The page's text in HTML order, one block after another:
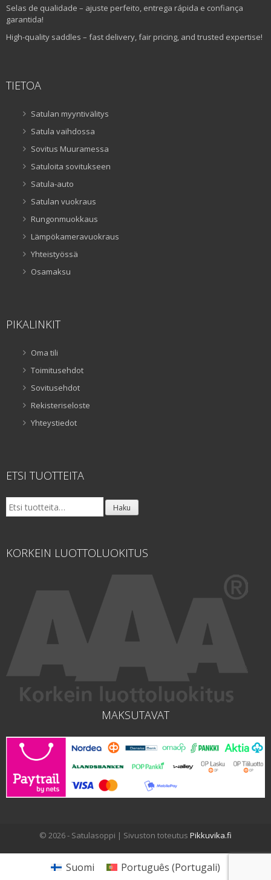
Selas de qualidade – ajuste perfeito, entrega rápida e confiança
garantida!
High-quality saddles – fast delivery, fair pricing, and trusted expertise!
TIETOA
Satulan myyntivälitys
Satula vaihdossa
Sovitus Muuramessa
Satuloita sovitukseen
Satula-auto
Satulan vuokraus
Rungonmuokkaus
Lämpökameravuokraus
Yhteistyössä
Osamaksu
PIKALINKIT
Oma tili
Toimitusehdot
Sovitusehdot
Rekisteriseloste
Yhteystiedot
ETSI TUOTTEITA
Etsi: Haku
KORKEIN LUOTTOLUOKITUS
MAKSUTAVAT
© 2026 - Satulasoppi | Sivuston toteutus Pikkuvika.fi
Suomi Português (Portugali)